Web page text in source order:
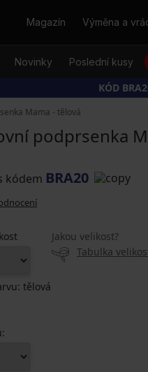
HledatMagazín Výměna a
Novinky Poslední kusy
KÓD
Mama - tělová
podprsenka
kódem BRA20
Jakou velikost?
Tabulka
tělová